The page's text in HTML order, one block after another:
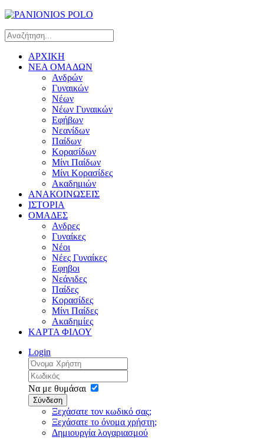
ΑΡΧΙΚΗ
ΝΕΑ ΟΜΑΔΩΝ
Ανδρών
Γυναικών
Νέων
Νέων Γυναικών
Εφήβων
Νεανίδων
Παίδων
Κορασίδων
Μίνι Παίδων
Μίνι Κορασίδες
Ακαδημιών
ΑΝΑΚΟΙΝΩΣΕΙΣ
ΙΣΤΟΡΙΑ
ΟΜΑΔΕΣ
Ανδρες
Γυναίκες
Νέοι
Νέες Γυναίκες
Εφηβοι
Νεάνιδες
Παίδες
Κορασίδες
Μίνι Παίδες
Ακαδημίες
ΚΑΡΤΑ ΦΙΛΟΥ
Login
Να με θυμάσαι
Σύνδεση
Ξεχάσατε τον κωδικό σας;
Ξεχάσατε το όνομα χρήστη;
Δημιουργία λογαριασμού